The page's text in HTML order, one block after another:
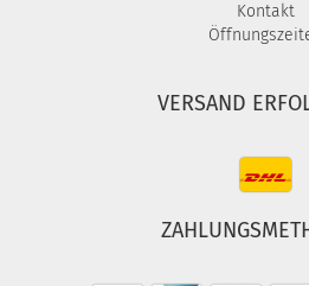
Kontakt
VERSAND